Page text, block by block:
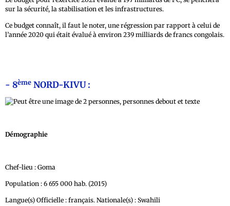
sur la sécurité, la stabilisation et les infrastructures.
Ce budget connaît, il faut le noter, une régression par rapport à celui de
l’année 2020 qui était évalué à environ 239 milliards de francs congolais.
- 8ème NORD-KIVU :
Démographie
Chef-lieu : Goma
Population : 6 655 000 hab. (2015)
Langue(s) Officielle : français. Nationale(s) : Swahili